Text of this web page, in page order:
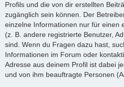
Profils und die von dir erstellten
zugänglich sein können. Der
einzelne Informationen nur für einen
(z. B. andere registrierte Benutzer,
sind. Wenn du Fragen dazu hast,
Informationen im Forum oder
Adresse aus deinem Profil ist dabei
und von ihm beauftragte Personen